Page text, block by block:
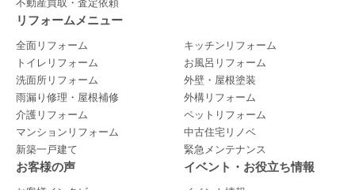
不動産買取・査定依頼
リフォームメニュー
全面リフォーム
キッチンリフォーム
トイレリフォーム
お風呂リフォーム
洗面所リフォーム
外壁・屋根塗装
雨漏り修理・屋根補修
外構リフォーム
介護リフォーム
ペットリフォーム
マンションリフォーム
中古住宅リノベ
新築一戸建て
緊急メンテナンス
お客様の声 イベント・お役立ち情報